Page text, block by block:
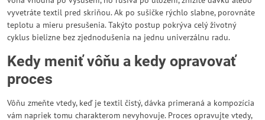
vyvetráte textil pred skriňou. Ak po sušičke rýchlo slabne, porovnáte
teplotu a mieru presušenia. Takýto postup pokrýva celý životný
cyklus bielizne bez zjednodušenia na jednu univerzálnu radu.
Kedy meniť vôňu a kedy opravovať
proces
Vôňu zmeňte vtedy, keď je textil čistý, dávka primeraná a kompozícia
vám napriek tomu charakterom nevyhovuje. Proces opravujte vtedy,